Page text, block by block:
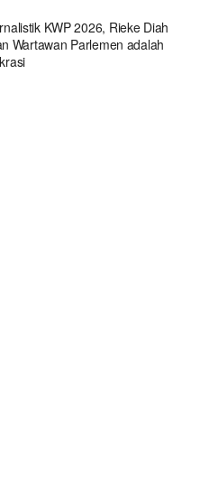
KWP 2026, Rieke Diah
Wartawan Parlemen adalah